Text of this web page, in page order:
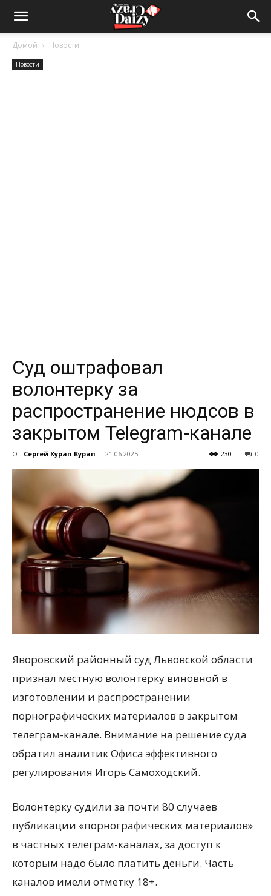
Crazy-
Daizy
Домой Новости
Новости
Суд оштрафовал
волонтерку за
распространение нюдсов в
закрытом Telegram-канале
От Сергей Курап Курап - 21.06.2025 0
230
Яворовский районный суд Львовской области
признал местную волонтерку виновной в
изготовлении и распространении
порнографических материалов в закрытом
телеграм-канале. Внимание на решение суда
обратил аналитик Офиса эффективного
регулирования Игорь Самоходский.
Волонтерку судили за почти 80 случаев
публикации «порнографических материалов»
в частных телеграм-каналах, за доступ к
которым надо было платить деньги. Часть
каналов имели отметку 18+.